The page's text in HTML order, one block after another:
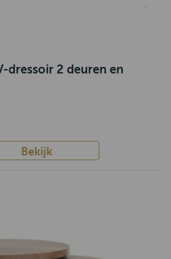
dressoir 2 deuren en
Bekijk